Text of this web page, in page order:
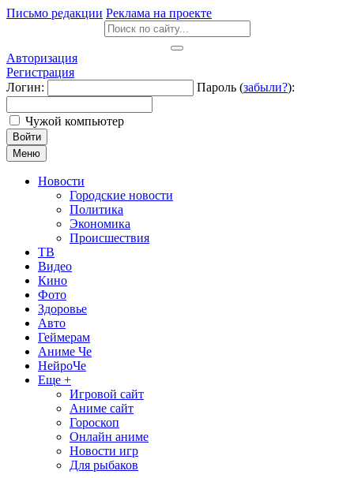
Письмо редакции Реклама на проекте
Авторизация
Регистрация
Логин:
Пароль (забыли?):
Чужой компьютер
Войти
Меню
Новости
Городские новости
Политика
Экономика
Происшествия
ТВ
Видео
Кино
Фото
Здоровье
Авто
Геймерам
Аниме Че
НейроЧе
Еще +
Игровой сайт
Аниме сайт
Гороскоп
Онлайн аниме
Новости игр
Для рыбаков